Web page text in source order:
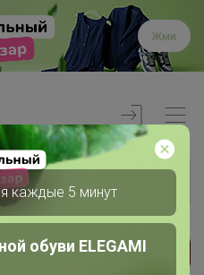
Жми
каждые 5 минут
обуви ELEGAMI